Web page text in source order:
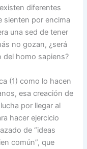
diferentes
sienten por encima
una sed de tener
no gozan, ¿será
del homo sapiens?
(1) como lo hacen
esa creación de
por llegar al
hacer ejercicio
de “ideas
común”, que